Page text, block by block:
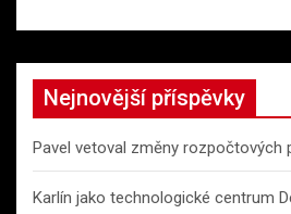
Nejnovější příspěvky
Pavel vetoval změny rozpočtových
Karlín jako technologické centrum